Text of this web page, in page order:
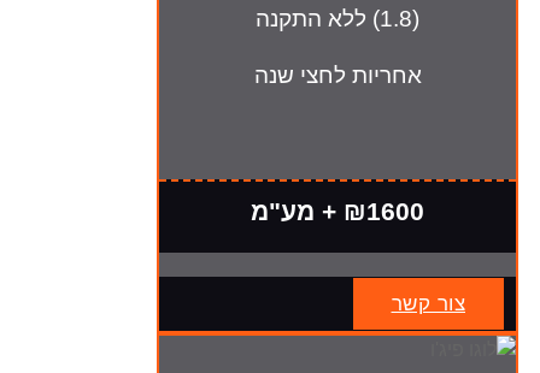
(1.8) ללא התקנה
אחריות לחצי שנה
₪1600 + מע"מ
צור קשר